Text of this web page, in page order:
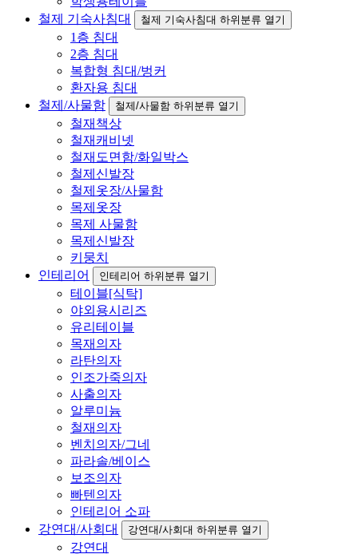
철제 기숙사침대
철제 기숙사침대 하위분류 열기
1층 침대
2층 침대
복합형 침대/벙커
환자용 침대
철제/사물함
철제/사물함 하위분류 열기
철재책상
철재캐비넷
철재도면함/화일박스
철제신발장
철제옷장/사물함
목제옷장
목제 사물함
목제신발장
키뭉치
인테리어
인테리어 하위분류 열기
테이블[식탁]
야외용시리즈
유리테이블
목재의자
라탄의자
인조가죽의자
사출의자
알루미늄
철재의자
벤치의자/그네
파라솔/베이스
보조의자
빠텐의자
인테리어 소파
강연대/사회대
강연대/사회대 하위분류 열기
강연대